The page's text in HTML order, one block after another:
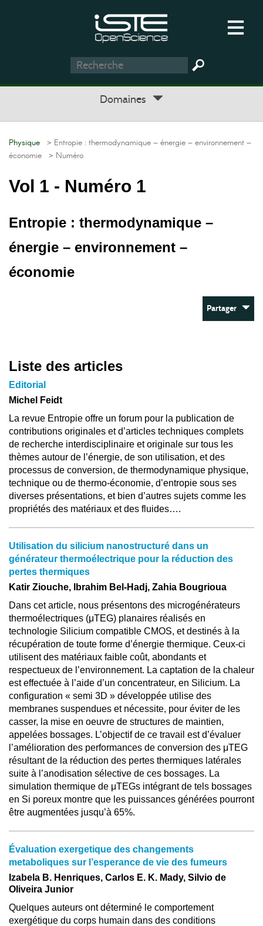
Domaines
Physique > Entropie : thermodynamique – énergie – environnement –
économie > Numéro
Vol 1 - Numéro 1
Entropie : thermodynamique –
énergie – environnement –
économie
Partager
Liste des articles
Editorial
Michel Feidt
La revue Entropie offre un forum pour la publication de
contributions originales et d’articles techniques complets
de recherche interdisciplinaire et originale sur tous les
thèmes autour de l’énergie, de son utilisation, et des
processus de conversion, de thermodynamique physique,
technique ou de thermo-économie, d’entropie sous ses
diverses présentations, et bien d’autres sujets comme les
propriétés des matériaux et des fluides….
Utilisation du silicium nanostructuré dans un
générateur thermoélectrique pour la réduction des
pertes thermiques
Katir Ziouche, Ibrahim Bel-Hadj, Zahia Bougrioua
Dans cet article, nous présentons des microgénérateurs
thermoélectriques (μTEG) planaires réalisés en
technologie Silicium compatible CMOS, et destinés à la
récupération de toute forme d’énergie thermique. Ceux-ci
utilisent des matériaux faible coût, abondants et
respectueux de l’environnement. La captation de la chaleur
est effectuée à l’aide d’un concentrateur, en Silicium. La
configuration « semi 3D » développée utilise des
membranes suspendues et nécessite, pour éviter de les
casser, la mise en oeuvre de structures de maintien,
appelées bossages. L’objectif de ce travail est d’évaluer
l’amélioration des performances de conversion des μTEG
résultant de la réduction des pertes thermiques latérales
suite à l’anodisation sélective de ces bossages. La
simulation thermique de μTEGs intégrant de tels bossages
en Si poreux montre que les puissances générées pourront
être augmentées jusqu’à 65%.
Évaluation exergetique des changements
metaboliques sur l’esperance de vie des fumeurs
Izabela B. Henriques, Carlos E. K. Mady, Silvio de
Oliveira Junior
Quelques auteurs ont déterminé le comportement
exergétique du corps humain dans des conditions